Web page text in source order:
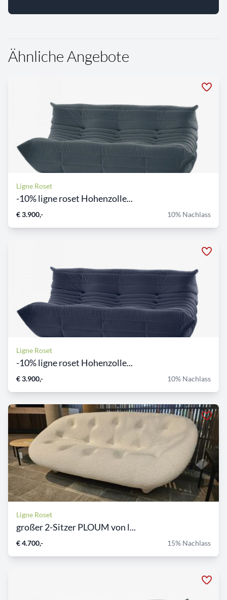
Ähnliche Angebote
Ligne Roset
-10% ligne roset Hohenzolle...
€ 3.900,- 10% Nachlass
Ligne Roset
-10% ligne roset Hohenzolle...
€ 3.900,- 10% Nachlass
Ligne Roset
großer 2-Sitzer PLOUM von l...
€ 4.700,- 15% Nachlass